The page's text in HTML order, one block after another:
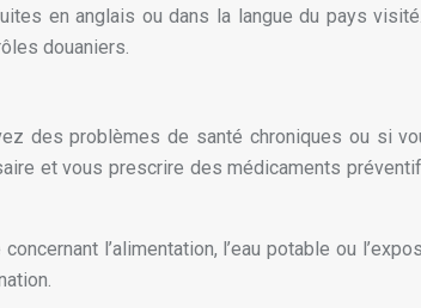
en anglais ou dans la langue du pays
douaniers.
des problèmes de santé chroniques ou si
et vous prescrire des médicaments
l’alimentation, l’eau potable ou